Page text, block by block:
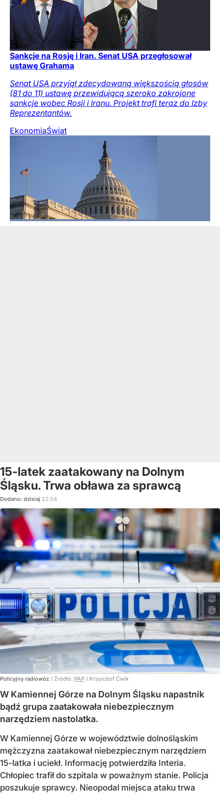
Sankcje na Rosję i Iran. Senat USA przegłosował
ustawę Grahama
Senat USA przyjął zdecydowaną większością głosów
(81 do 11) ustawę przewidującą szeroko zakrojone
sankcje wobec Rosji i Iranu. Projekt trafi teraz do Izby
Reprezentantów.
EkonomiaŚwiat
15-latek zaatakowany na Dolnym
Śląsku. Trwa obława za sprawcą
Dodano: dzisiaj 22:54
Policyjny radiowóz / Źródło: PAP / Krzysztof Ćwik
W Kamiennej Górze na Dolnym Śląsku napastnik
bądź grupa zaatakowała niebezpiecznym
narzędziem nastolatka.
W Kamiennej Górze w województwie dolnośląskim
mężczyzna zaatakował niebezpiecznym narzędziem
15-latka i uciekł. Informację potwierdziła Interia.
Chłopiec trafił do szpitala w poważnym stanie. Policja
poszukuje sprawcy. Nieopodal miejsca ataku trwa